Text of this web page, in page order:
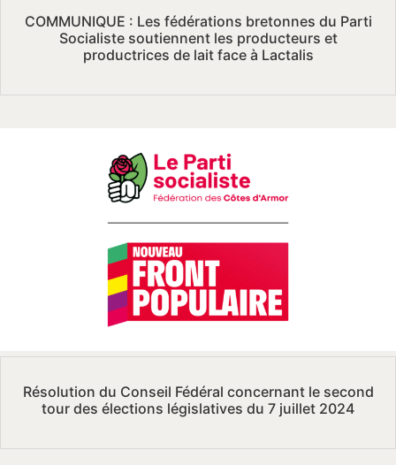
COMMUNIQUE : Les fédérations bretonnes du Parti
Socialiste soutiennent les producteurs et
productrices de lait face à Lactalis
Résolution du Conseil Fédéral concernant le second
tour des élections législatives du 7 juillet 2024